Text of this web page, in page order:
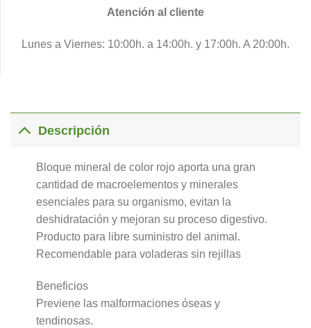
Atención al cliente
Lunes a Viernes: 10:00h. a 14:00h. y 17:00h. A 20:00h.
Descripción
Bloque mineral de color rojo aporta una gran
cantidad de macroelementos y minerales
esenciales para su organismo, evitan la
deshidratación y mejoran su proceso digestivo.
Producto para libre suministro del animal.
Recomendable para voladeras sin rejillas
Beneficios
Previene las malformaciones óseas y
tendinosas.